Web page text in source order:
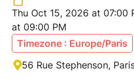
Thu Oct 15, 2026 at 07:00
at 09:00 PM
Timezone : Europe/Paris
56 Rue Stephenson,